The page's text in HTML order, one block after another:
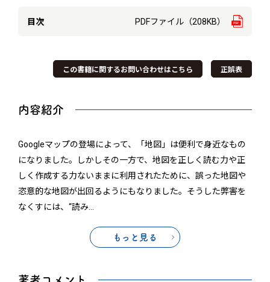
目次 PDFファイル（208KB）
この書籍に関するお問い合わせはこちら 正誤表
内容紹介
Googleマップの登場によって、「地図」は便利で身近なもの
になりました。しかしその一方で、地図を正しく読む力や正
しく作成する力ないままに利用されたために、誤った地図や
恣意的な地図が出回るようにもなりました。そうした弊害を
なくすには、“読み
もっと見る